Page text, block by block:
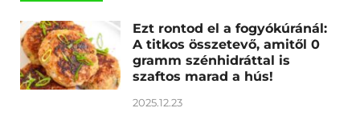
Ezt rontod el a fogyókúránál:
A titkos összetevő, amitől 0
gramm szénhidráttal is
szaftos marad a hús!
2025.12.23